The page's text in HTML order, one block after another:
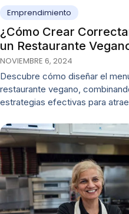
Emprendimiento
¿Cómo Crear
un Restaurante
NOVIEMBRE 6, 2024
Descubre cómo diseñar el
restaurante vegano,
estrategias efectivas para